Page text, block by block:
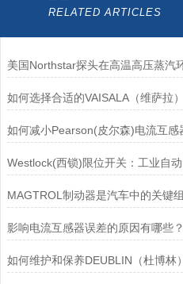
RELATED ARTICLES
影响电流互感器误差的原因有哪些？